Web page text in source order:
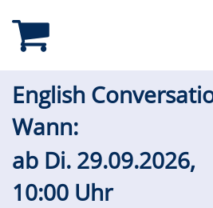
English
Wann:
ab Di. 29.09.2026,
10:00 Uhr